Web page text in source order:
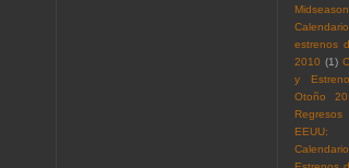
estrenos
2010 (1)
y
Otoño
EEUU: